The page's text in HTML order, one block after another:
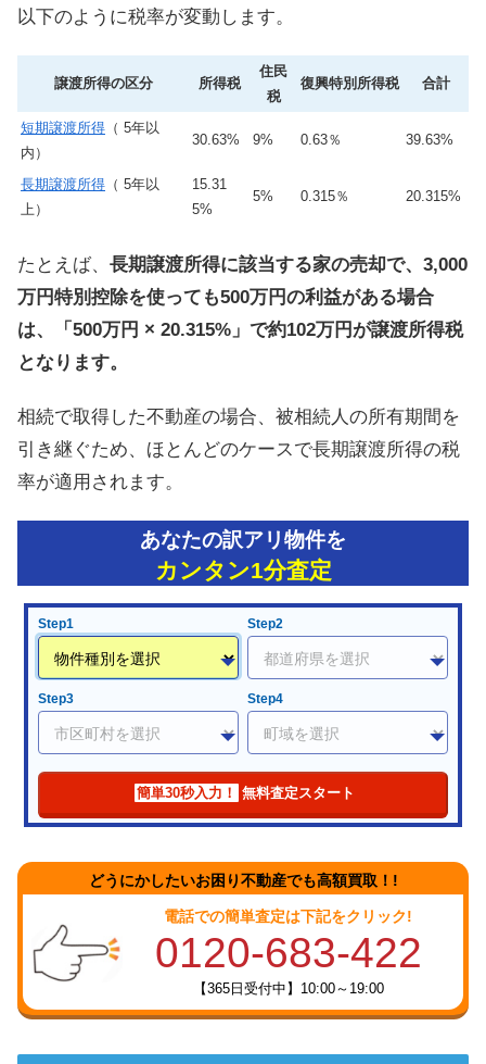
以下のように税率が変動します。
譲渡所得の区分 所得税
住民
税
復興特別所得税 合計
短期譲渡所得 （ 5年以
内）
30.63% 9% 0.63％ 39.63%
長期譲渡所得 （ 5年以
上）
15.31
5%
5% 0.315％ 20.315%
たとえば、 長期譲渡所得に該当する家の売却で、 3,000
万円特別控除を使っても500万円の利益がある場合
は、「500万円 × 20.315%」で約102万円が譲渡所得税
となります。
相続で取得した不動産の場合、被相続人の所有期間を
引き継ぐため、ほとんどのケースで長期譲渡所得の税
率が適用されます。
あなたの訳アリ物件を
カンタン1分査定
Step1 Step2
Step3 Step4
簡単30秒入力！ 無料査定スタート
どうにかしたいお困り不動産でも高額買取！!
電話での簡単査定は下記をクリック!
0120-683-422
【365日受付中】10:00～19:00